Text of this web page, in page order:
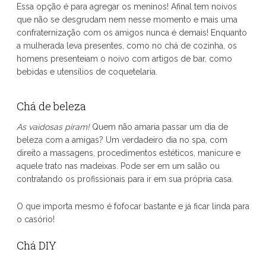
Essa opção é para agregar os meninos! Afinal tem noivos
que não se desgrudam nem nesse momento e mais uma
confraternização com os amigos nunca é demais! Enquanto
a mulherada leva presentes, como no chá de cozinha, os
homens presenteiam o noivo com artigos de bar, como
bebidas e utensílios de coquetelaria.
Chá de beleza
As vaidosas piram!Quem não amaria passar um dia de
beleza com a amigas? Um verdadeiro dia no spa, com
direito a massagens, procedimentos estéticos, manicure e
aquele trato nas madeixas. Pode ser em um salão ou
contratando os profissionais para ir em sua própria casa.
O que importa mesmo é fofocar bastante e já ficar linda para
o casório!
Chá DIY